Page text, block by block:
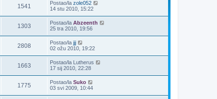
1541 Postao/la zole052
14 stu 2010, 15:22
1303 Postao/la Abzeenth
25 tra 2010, 19:56
2808 Postao/la jjj
02 ožu 2010, 19:22
1663 Postao/la
Lutherus
17 sij 2010, 22:28
1775 Postao/la Suko
03 svi 2009, 10:44